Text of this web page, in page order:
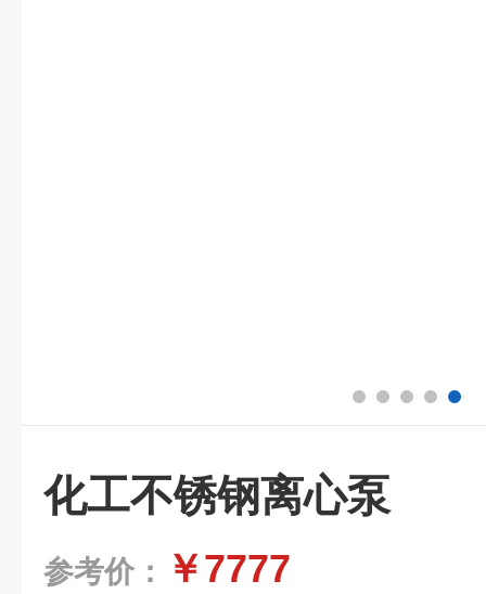
化工不锈钢离心泵
参考价： ￥7777